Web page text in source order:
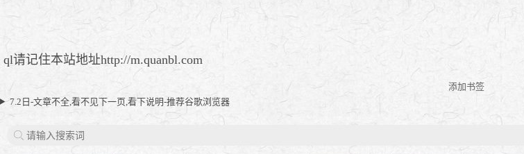
ql请记住本站地址http://m.quanbl.com
添加书签
7.2日-文章不全,看不见下一页,看下说明-推荐谷歌浏览器